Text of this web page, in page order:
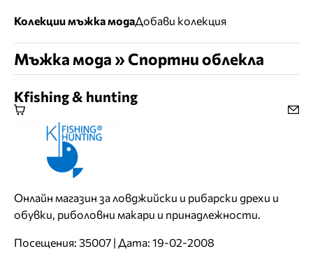
Колекции мъжка модаДобави колекция
Мъжка мода » Спортни облекла
Kfishing & hunting
Онлайн магазин за ловджийски и рибарски дрехи и
обувки, риболовни макари и принадлежности.
Посещения: 35007 | Дата: 19-02-2008